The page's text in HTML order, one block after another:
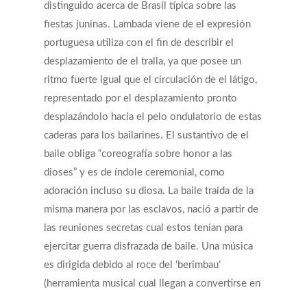
distinguido acerca de Brasil típica sobre las
fiestas juninas. Lambada viene de el expresión
portuguesa utiliza con el fin de describir el
desplazamiento de el tralla, ya que posee un
ritmo fuerte igual que el circulación de el látigo,
representado por el desplazamiento pronto
desplazándolo hacia el pelo ondulatorio de estas
caderas para los bailarines. El sustantivo de el
baile obliga “coreografía sobre honor a las
dioses” y es de índole ceremonial, como
adoración incluso su diosa. La baile traída de la
misma manera por las esclavos, nació a partir de
las reuniones secretas cual estos tenían para
ejercitar guerra disfrazada de baile. Una música
es dirigida debido al roce del ‘berimbau’
(herramienta musical cual llegan a convertirse en